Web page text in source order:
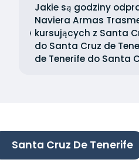
Jakie są godziny
Naviera Armas
kursujących z Santa
do Santa Cruz de
de Tenerife do Santa
Santa Cruz De Tenerife